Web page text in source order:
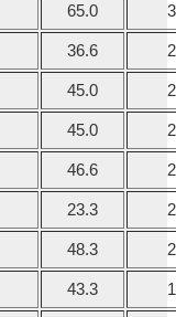
65.0
36.6
45.0
45.0
46.6
23.3
48.3
43.3